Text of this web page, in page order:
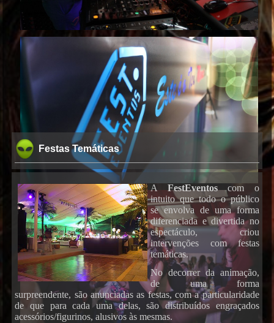
Festas Temáticas
AFestEventoscom o
intuito que todo o público
se envolva de uma forma
diferenciada e divertida no
espectáculo, criou
intervenções com festas
temáticas.
No decorrer da animação,
de uma forma
surpreendente, são anunciadas as festas, com a particularidade
de que para cada uma delas, são distribuídos engraçados
acessórios/figurinos, alusivos às mesmas.